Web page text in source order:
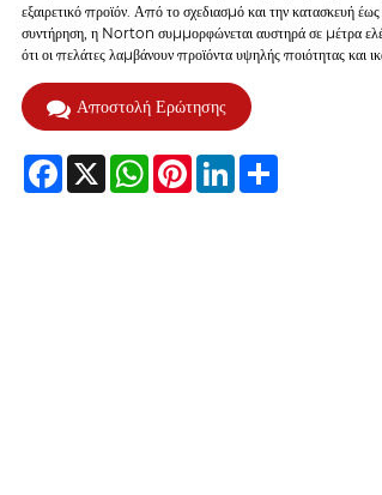
εξαιρετικό προϊόν. Από το σχεδιασμό και την κατασκευή
συντήρηση, η Norton συμμορφώνεται αυστηρά σε μέτρα
ότι οι πελάτες λαμβάνουν προϊόντα υψηλής ποιότητας και
Αποστολή Ερώτησης
Facebook
X WhatsAppPinterestLinkedInShare